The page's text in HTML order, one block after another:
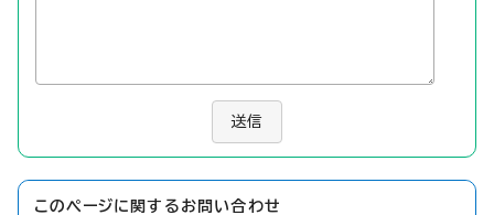
送信
このページに関する お問い合わせ